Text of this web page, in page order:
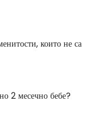
които не са
2 месечно бебе?